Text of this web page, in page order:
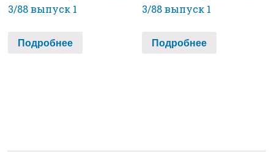
3/88 выпуск 1
Подробнее
3/88 выпуск 1
Подробнее